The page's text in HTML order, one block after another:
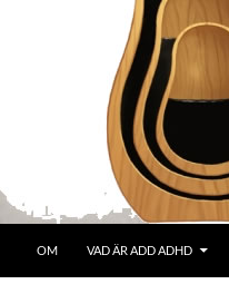
OM VAD ÄR ADD ADHD